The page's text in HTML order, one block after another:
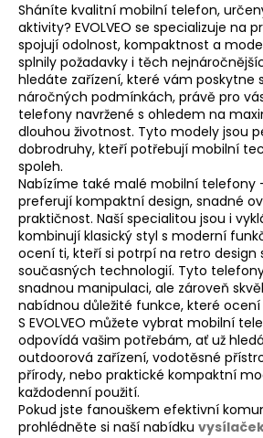
l
á
d
a
c
í
p
r
v
k
y
v
ý
p
i
s
u
Sháníte kvalitní mobilní telefon,
aktivity? EVOLVEO se specializuje na
spojují odolnost, kompaktnost a
splnily požadavky i těch
hledáte zařízení, které vám poskytne
náročných podmínkách, právě pro
telefony navržené s ohledem na
dlouhou životnost. Tyto modely jsou
dobrodruhy, kteří potřebují mobilní
spoleh.
Nabízíme také malé mobilní telefony
preferují kompaktní design, snadné
praktičnost. Naší specialitou jsou i
kombinují klasický styl s moderní
ocení ti, kteří si potrpí na retro design
současných technologií. Tyto
snadnou manipulaci, ale zároveň
nabídnou důležité funkce, které ocení
S EVOLVEO můžete vybrat mobilní
odpovídá vašim potřebám, ať už
outdoorová zařízení, vodotěsné
přírody, nebo praktické kompaktní
každodenní použití.
Pokud jste fanouškem efektivní
prohlédněte si naší nabídku